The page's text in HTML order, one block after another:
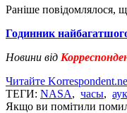
Раніше повідомлялося,
Годинник
Новини від
Читайте
ТЕГИ: NASA, часы,
Якщо ви помітили